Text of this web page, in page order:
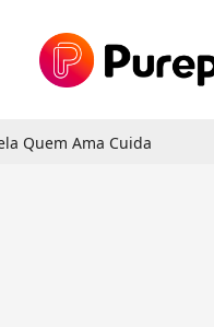
Quem Ama Cuida